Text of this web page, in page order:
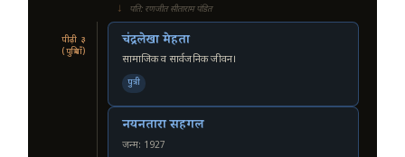
↓ पति: रणजीत सीताराम पंडित
पीढ़ी ३
(पुत्रियाँ)
चंद्रलेखा मेहता
सामाजिक व सार्वजनिक जीवन।
पुत्री
नयनतारा सहगल
जन्म: 1927